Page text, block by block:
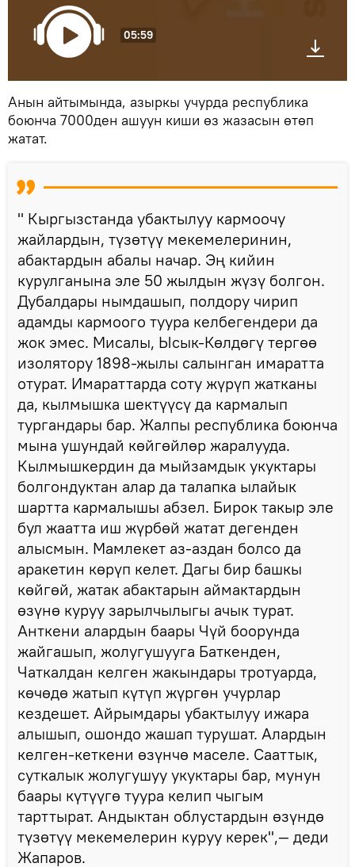
05:59
Анын айтымында, азыркы учурда республика
боюнча 7000ден ашуун киши өз жазасын өтөп
жатат.
" Кыргызстанда убактылуу кармоочу
жайлардын, түзөтүү мекемелеринин,
абактардын абалы начар. Эң кийин
курулганына эле 50 жылдын жүзү болгон.
Дубалдары нымдашып, полдору чирип
адамды кармоого туура келбегендери да
жок эмес. Мисалы, Ысык-Көлдөгү тергөө
изолятору 1898-жылы салынган имаратта
отурат. Имараттарда соту жүрүп жатканы
да, кылмышка шектүүсү да кармалып
тургандары бар. Жалпы республика боюнча
мына ушундай көйгөйлөр жаралууда.
Кылмышкердин да мыйзамдык укуктары
болгондуктан алар да талапка ылайык
шартта кармалышы абзел. Бирок такыр эле
бул жаатта иш жүрбөй жатат дегенден
алысмын. Мамлекет аз-аздан болсо да
аракетин көрүп келет. Дагы бир башкы
көйгөй, жатак абактарын аймактардын
өзүнө куруу зарылчылыгы ачык турат.
Анткени алардын баары Чүй боорунда
жайгашып, жолугушууга Баткенден,
Чаткалдан келген жакындары тротуарда,
көчөдө жатып күтүп жүргөн учурлар
кездешет. Айрымдары убактылуу ижара
алышып, ошондо жашап турушат. Алардын
келген-кеткени өзүнчө маселе. Сааттык,
суткалык жолугушуу укуктары бар, мунун
баары күтүүгө туура келип чыгым
тарттырат. Андыктан облустардын өзүндө
түзөтүү мекемелерин куруу керек",— деди
Жапаров.